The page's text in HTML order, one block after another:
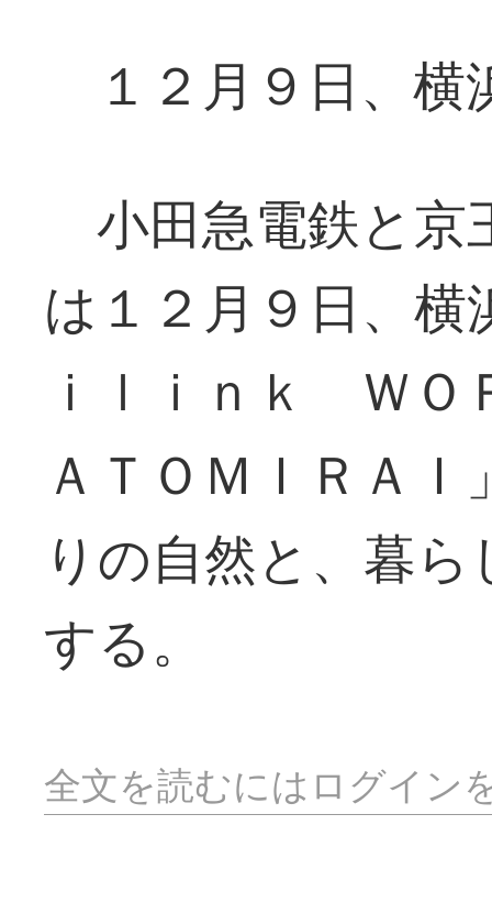
１２月９日、横
小田急電鉄と京
は１２月９日、
ｉｌｉｎｋ Ｗ
ＡＴＯＭＩＲＡ
りの自然と、暮
する。
全文を読むにはログイン